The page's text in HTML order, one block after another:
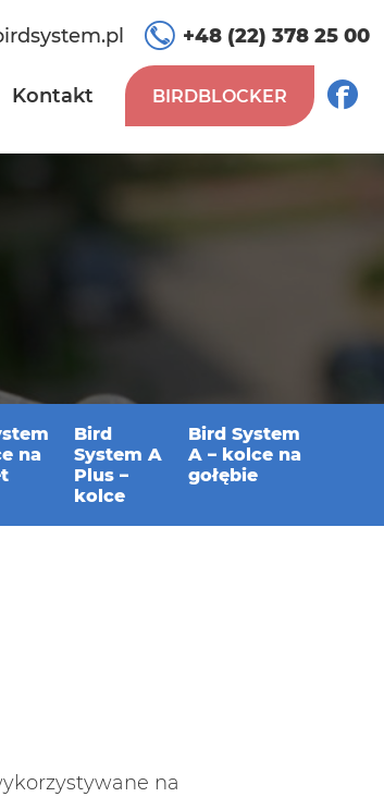
+48 (22) 378 25 00
Kontakt BIRDBLOCKER
na
Bird
System A
Plus –
kolce
Bird System
A – kolce na
gołębie
na